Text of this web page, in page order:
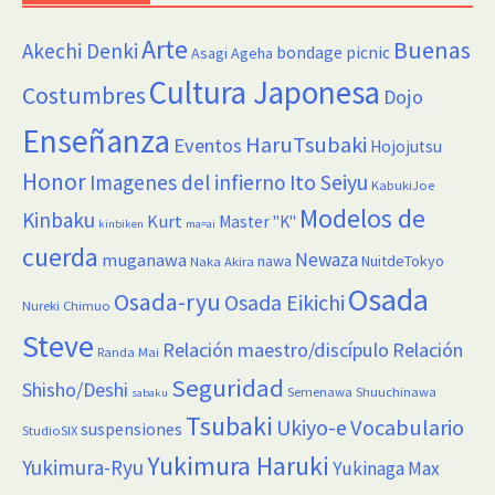
Akechi DenkiArte Asagi Ageha bondage picnic Buenas
CostumbresCultura Japonesa Dojo
Enseñanza Eventos HaruTsubaki Hojojutsu
Honor Imagenes del infierno Ito Seiyu KabukiJoe
Kinbaku kinbiken Kurt ma=ai Master "K" Modelos de
cuerda muganawa Naka Akira nawa NewazaNuitdeTokyo
Nureki Chimuo Osada-ryu Osada Eikichi Osada
Steve Randa Mai Relación maestro/discípulo Relación
Shisho/Deshi sabaku Seguridad Semenawa Shuuchinawa
StudioSIX suspensiones Tsubaki Ukiyo-eVocabulario
Yukimura-RyuYukimura Haruki Yukinaga Max